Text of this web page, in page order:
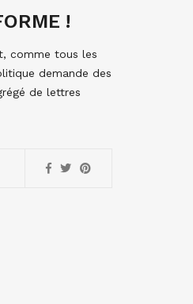
!
comme tous les
demande des
de lettres